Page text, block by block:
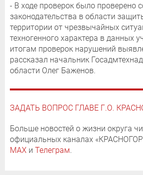
- В ходе проверок было проверено
законодательства в области
территории от чрезвычайных
техногенного характера в данных
итогам проверок нарушений
рассказал начальник
области Олег Баженов.
ЗАДАТЬ ВОПРОС ГЛАВЕ Г.О.
Больше новостей о жизни округа
официальных каналах
MAX и Телеграм.